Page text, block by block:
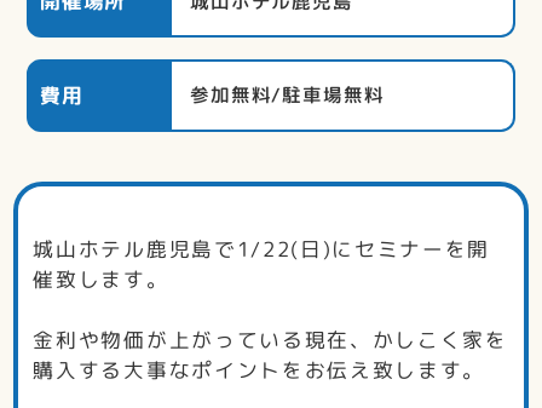
費用 参加無料/駐車場無料
城山ホテル鹿児島で1/22(日)にセミナーを開
催致します。
金利や物価が上がっている現在、かしこく家を
購入する大事なポイントをお伝え致します。